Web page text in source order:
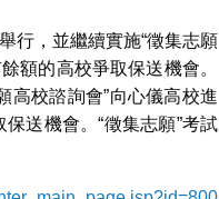
行，並繼續實施“徵集志願
額的高校爭取保送機會。
高校諮詢會”向心儀高校進
送機會。“徵集志願”考試